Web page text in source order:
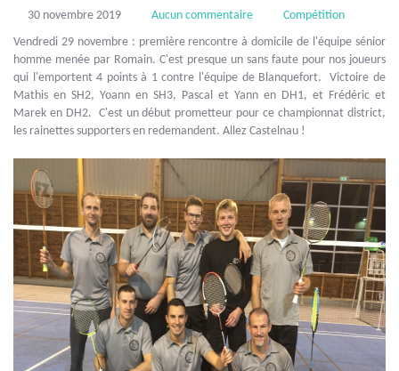
30 novembre 2019 Aucun commentaire
Compétition
Vendredi 29 novembre : première rencontre à domicile de l'équipe sénior
homme menée par Romain. C'est presque un sans faute pour nos joueurs
qui l'emportent 4 points à 1 contre l'équipe de Blanquefort. Victoire de
Mathis en SH2, Yoann en SH3, Pascal et Yann en DH1, et Frédéric et
Marek en DH2. C'est un début prometteur pour ce championnat district,
les rainettes supporters en redemandent. Allez Castelnau !